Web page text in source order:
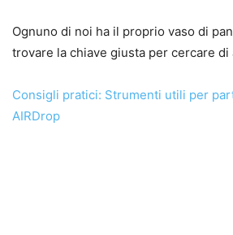
Ognuno di noi ha il proprio vaso di
trovare la chiave giusta per cercare di
Consigli pratici: Strumenti utili per
AIRDrop